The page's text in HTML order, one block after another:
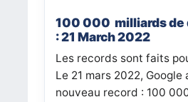
100 000 milliards de
: 21 March 2022
Les records sont faits
Le 21 mars 2022, Google
nouveau record : 100